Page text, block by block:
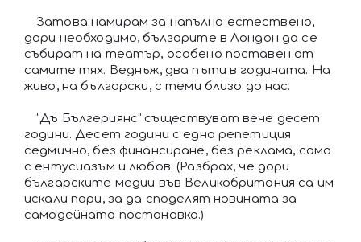
Затова намирам за напълно естествено,
дори необходимо, българите в Лондон да се
събират на театър, особено поставен от
самите тях. Веднъж, два пъти в годината. На
живо, на български, с теми близо до нас.
“Дъ Бългериянс” съществуват вече десет
години. Десет години с една репетиция
седмично, без финансиране, без реклама, само
с ентусиазъм и любов. (Разбрах, че дори
българските медии във Великобритания са им
искали пари, за да споделят новината за
самодейната постановка.)